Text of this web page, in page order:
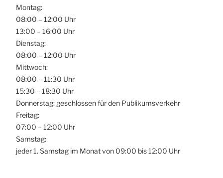
Montag:
08:00 – 12:00 Uhr
13:00 – 16:00 Uhr
Dienstag:
08:00 – 12:00 Uhr
Mittwoch:
08:00 – 11:30 Uhr
15:30 – 18:30 Uhr
Donnerstag: geschlossen für den Publikumsverkehr
Freitag:
07:00 – 12:00 Uhr
Samstag:
jeder 1. Samstag im Monat von 09:00 bis 12:00 Uhr